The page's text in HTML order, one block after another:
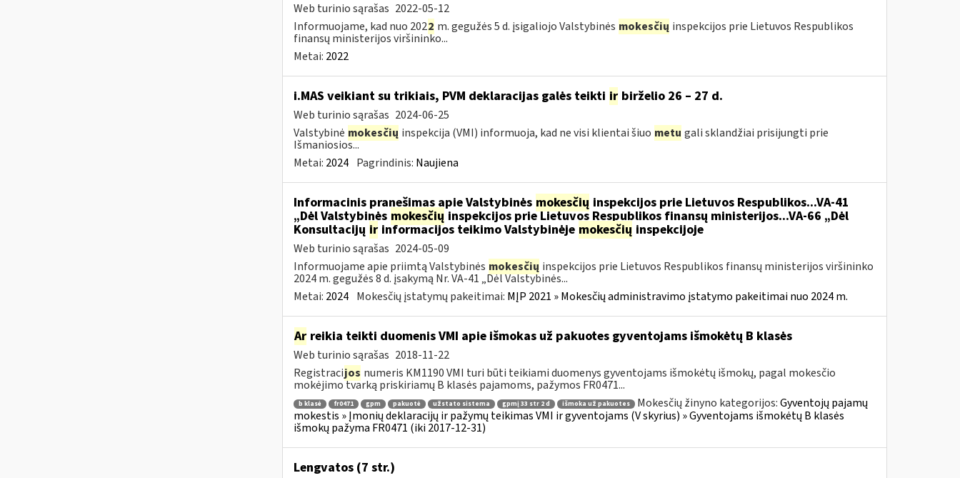
Web turinio sąrašas 2022-05-12
Informuojame, kad nuo 2022 m. gegužės 5 d. įsigaliojo Valstybinės mokesčių inspekcijos prie Lietuvos Respublikos
finansų ministerijos viršininko...
Metai: 2022
i.MAS veikiant su trikiais, PVM deklaracijas galės teikti irbirželio 26 – 27 d.
Web turinio sąrašas 2024-06-25
Valstybinė mokesčių inspekcija (VMI) informuoja, kad ne visi klientai šiuo metu gali sklandžiai prisijungti prie
Išmaniosios...
Metai: 2024 Pagrindinis: Naujiena
Informacinis pranešimas apie Valstybinės mokesčių inspekcijos prie Lietuvos Respublikos...VA-41
„Dėl Valstybinės mokesčių inspekcijos prie Lietuvos Respublikos finansų ministerijos...VA-66 „Dėl
Konsultacijų irinformacijos teikimo Valstybinėje mokesčių inspekcijoje
Web turinio sąrašas 2024-05-09
Informuojame apie priimtą Valstybinės mokesčių inspekcijos prie Lietuvos Respublikos finansų ministerijos viršininko
2024 m. gegužės 8 d. įsakymą Nr. VA-41 „Dėl Valstybinės...
Metai: 2024 Mokesčių įstatymų pakeitimai: MĮP 2021 » Mokesčių administravimo įstatymo pakeitimai nuo 2024 m.
Arreikia teikti duomenis VMI apie išmokas už pakuotes gyventojams išmokėtų B klasės
Web turinio sąrašas 2018-11-22
Registracijos numeris KM1190 VMI turi būti teikiami duomenys gyventojams išmokėtų išmokų, pagal mokesčio
mokėjimo tvarką priskiriamų B klasės pajamoms, pažymos FR0471...
b klasė fr0471 gpm pakuotė užstato sistema gpmį 33 str 2 d išmoka už pakuotes Mokesčių žinyno kategorijos:Gyventojų pajamų
mokestis » Įmonių deklaracijų ir pažymų teikimas VMI ir gyventojams (V skyrius) » Gyventojams išmokėtų B klasės
išmokų pažyma FR0471 (iki 2017-12-31)
Lengvatos (7 str.)